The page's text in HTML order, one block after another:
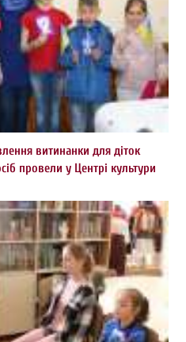
витинанки для діток
провели у Центрі культури